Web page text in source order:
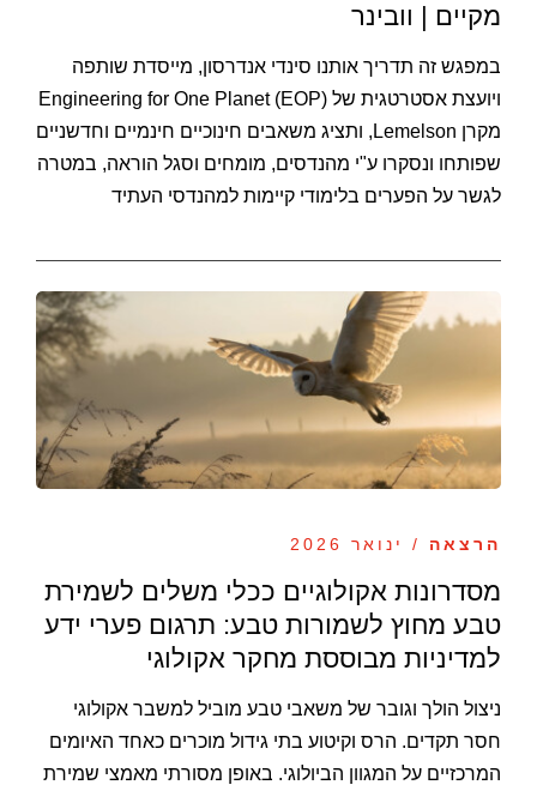
מקיים | וובינר
במפגש זה תדריך אותנו סינדי אנדרסון, מייסדת שותפה
ויועצת אסטרטגית של Engineering for One Planet (EOP)
מקרן Lemelson, ותציג משאבים חינוכיים חינמיים וחדשניים
שפותחו ונסקרו ע"י מהנדסים, מומחים וסגל הוראה, במטרה
לגשר על הפערים בלימודי קיימות למהנדסי העתיד
הרצאה / ינואר 2026
מסדרונות אקולוגיים ככלי משלים לשמירת
טבע מחוץ לשמורות טבע: תרגום פערי ידע
למדיניות מבוססת מחקר אקולוגי
ניצול הולך וגובר של משאבי טבע מוביל למשבר אקולוגי
חסר תקדים. הרס וקיטוע בתי גידול מוכרים כאחד האיומים
המרכזיים על המגוון הביולוגי. באופן מסורתי מאמצי שמירת